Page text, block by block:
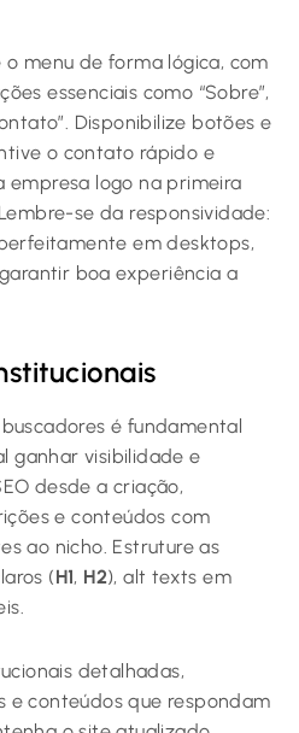
o menu de forma lógica, com
essenciais como “Sobre”,
Disponibilize botões e
o contato rápido e
empresa logo na primeira
se da responsividade:
em desktops,
boa experiência a
é fundamental
ganhar visibilidade e
desde a criação,
e conteúdos com
ao nicho. Estruture as
(H1, H2), alt texts em
detalhadas,
e conteúdos que respondam